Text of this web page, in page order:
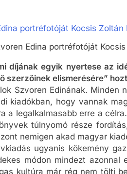
Edina portréfotóját
díjának egyik nyertese az
szerzőinek elismerésére”
Szvoren Edinának.
kiadókban, hogy vannak
a legalkalmasabb erre a
túlnyomó része
nemigen akad magyar
ugyanis kőkemény
módon mindezt azonnal